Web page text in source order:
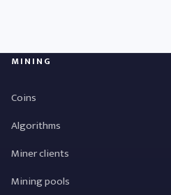
MINING
Coins
Algorithms
Miner clients
Mining pools